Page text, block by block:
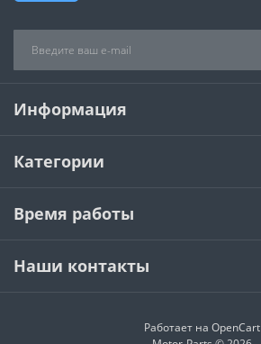
Информация
Категории
Время работы
Наши контакты
Работает на OpenCart